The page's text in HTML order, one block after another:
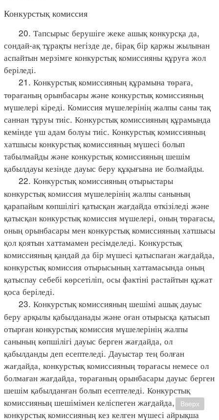
Конкурстық комиссия
20. Тапсырыс берушіге жеке ашық конкурсқа да,
сондай-ақ тұрақты негізде де, бірақ бір қаржы жылынан
аспайтын мерзімге конкурстық комиссияны құруға жол
беріледі.
21. Конкурстық комиссияның құрамына төраға,
төрағаның орынбасары және конкурстық комиссияның
мүшелері кіреді. Комиссия мүшелерінің жалпы саны тақ
саннан тұруы тиіс. Конкурстық комиссияның құрамында
кемінде үш адам болуы тиіс. Конкурстық комиссияның
хатшысы конкурстық комиссияның мүшесі болып
табылмайды және конкурстық комиссияның шешім
қабылдауы кезінде дауыс беру құқығына ие болмайды.
22. Конкурстық комиссияның отырыстары
конкурстық комиссия мүшелерінің жалпы санының
қарапайым көпшілігі қатысқан жағдайда өткізіледі және
қатысқан конкурстық комиссия мүшелері, оның төрағасы,
оның орынбасары мен конкурстық комиссияның хатшысы
қол қоятын хаттамамен ресімделеді. Конкурстық
комиссияның қандай да бір мүшесі қатыспаған жағдайда,
конкурстық комиссия отырысының хаттамасында оның
қатыспау себебі көрсетіліп, осы фактіні растайтын құжат
қоса беріледі.
23. Конкурстық комиссияның шешімі ашық дауыс
беру арқылы қабылданады және оған отырысқа қатысып
отырған конкурстық комиссия мүшелерінің жалпы
санының көпшілігі дауыс берген жағдайда, ол
қабылданды деп есептеледі. Дауыстар тең болған
жағдайда, конкурстық комиссияның төрағасы немесе ол
болмаған жағдайда, төрағаның орынбасары дауыс берген
шешім қабылданған болып есептеледі. Конкурстық
комиссияның шешімімен келіспеген жағдайда,
конкурстық комиссияның кез келген мүшесі айрықша
Вверх